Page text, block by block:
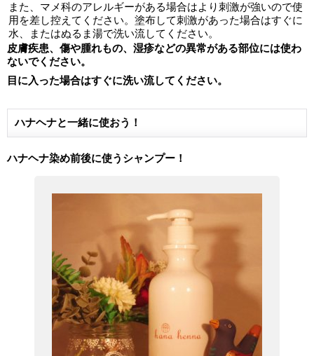
また、マメ科のアレルギーがある場合はより刺激が強いので使
用を差し控えてください。塗布して刺激があった場合はすぐに
水、またはぬるま湯で洗い流してください。
皮膚疾患、傷や腫れもの、湿疹などの異常がある部位には使わ
ないでください。
目に入った場合はすぐに洗い流してください。
ハナヘナと一緒に使おう！
ハナヘナ染め前後に使うシャンプー！